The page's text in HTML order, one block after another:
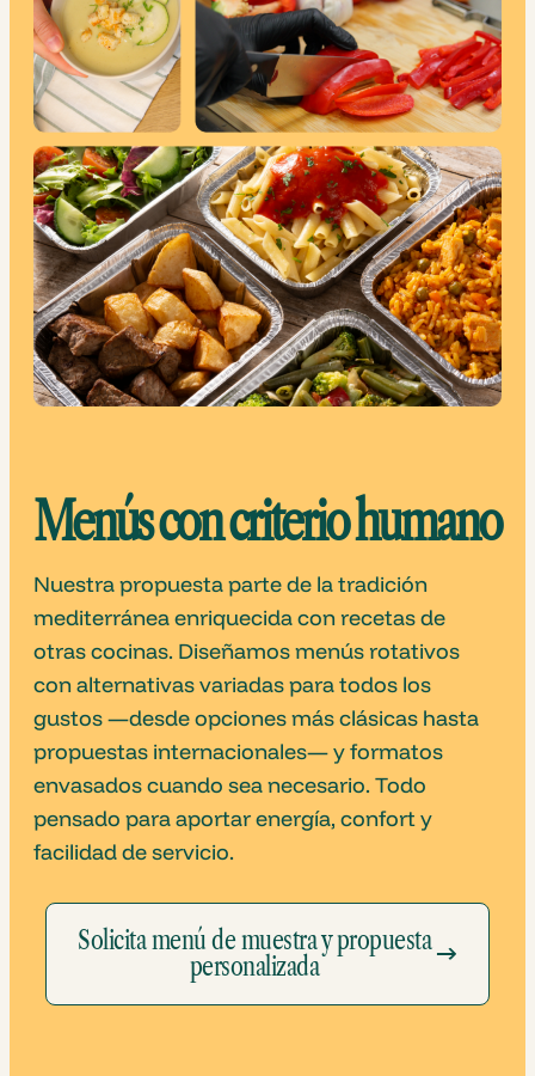
Menús con criterio humano
Nuestra propuesta parte de la tradición
mediterránea enriquecida con recetas de
otras cocinas. Diseñamos menús rotativos
con alternativas variadas para todos los
gustos —desde opciones más clásicas hasta
propuestas internacionales— y formatos
envasados cuando sea necesario. Todo
pensado para aportar energía, confort y
facilidad de servicio.
Solicita menú de muestra y propuesta
personalizada